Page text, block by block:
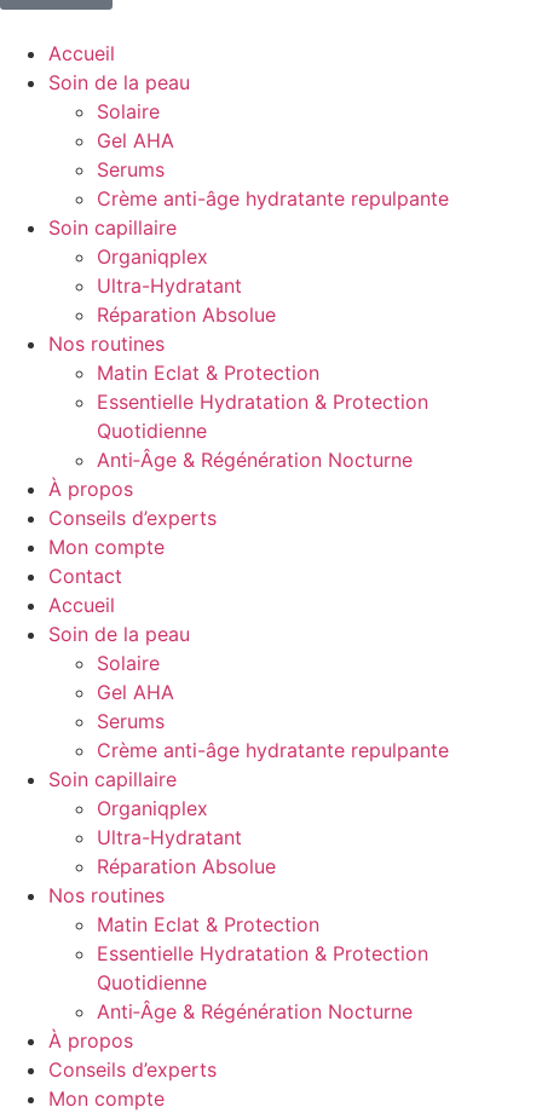
Accueil
Soin de la peau
Solaire
Gel AHA
Serums
Crème anti-âge hydratante repulpante
Soin capillaire
Organiqplex
Ultra-Hydratant
Réparation Absolue
Nos routines
Matin Eclat & Protection
Essentielle Hydratation & Protection
Quotidienne
Anti‑Âge & Régénération Nocturne
À propos
Conseils d’experts
Mon compte
Contact
Accueil
Soin de la peau
Solaire
Gel AHA
Serums
Crème anti-âge hydratante repulpante
Soin capillaire
Organiqplex
Ultra-Hydratant
Réparation Absolue
Nos routines
Matin Eclat & Protection
Essentielle Hydratation & Protection
Quotidienne
Anti‑Âge & Régénération Nocturne
À propos
Conseils d’experts
Mon compte